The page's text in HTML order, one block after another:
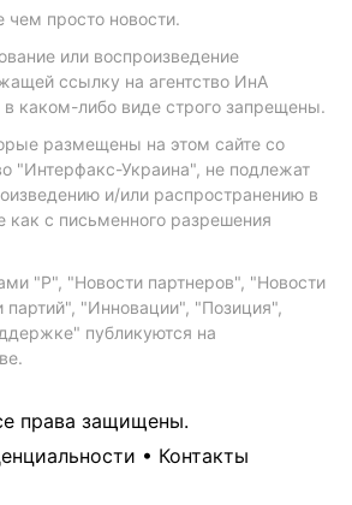
чем просто новости.
или воспроизведение
ссылку на агентство ИнА
в каком-либо виде строго запрещены.
размещены на этом сайте со
"Интерфакс-Украина", не подлежат
и/или распространению в
с письменного разрешения
"Р", "Новости партнеров", "Новости
партий", "Инновации", "Позиция",
публикуются на
права защищены.
• Контакты